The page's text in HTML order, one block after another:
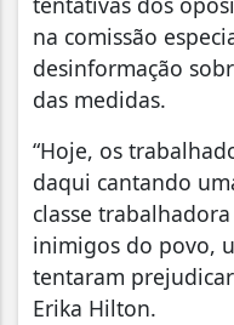
na comissão
desinformação
das medidas.
“Hoje, os
daqui cantando
classe
inimigos do povo,
tentaram prejudicar
Erika Hilton.